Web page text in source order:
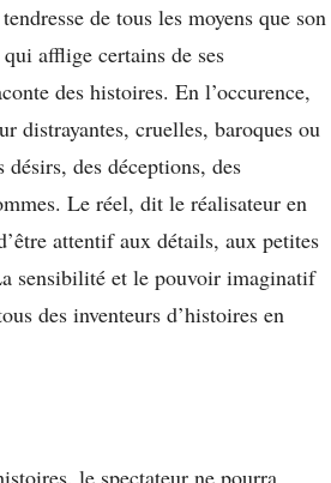
de tous les moyens que son
afflige certains de ses
des histoires. En l’occurence,
distrayantes, cruelles, baroques ou
des déceptions, des
Le réel, dit le réalisateur en
attentif aux détails, aux petites
sensibilité et le pouvoir imaginatif
des inventeurs d’histoires en
le spectateur ne pourra